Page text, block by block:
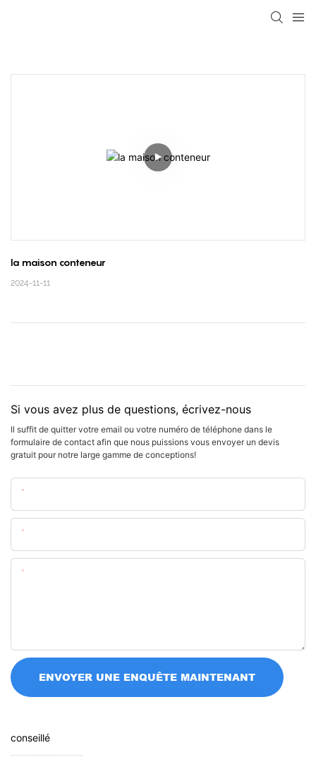
la maison conteneur
2024-11-11
Si vous avez plus de questions, écrivez-nous
Il suffit de quitter votre email ou votre numéro de téléphone dans le
formulaire de contact afin que nous puissions vous envoyer un devis
gratuit pour notre large gamme de conceptions!
ENVOYER UNE ENQUÊTE MAINTENANT
conseillé